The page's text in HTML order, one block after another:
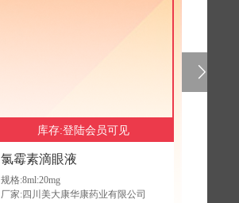
库存:登陆会员可见
氯霉素滴眼液
规格:8ml:20mg
厂家:四川美大康华康药业有限公司